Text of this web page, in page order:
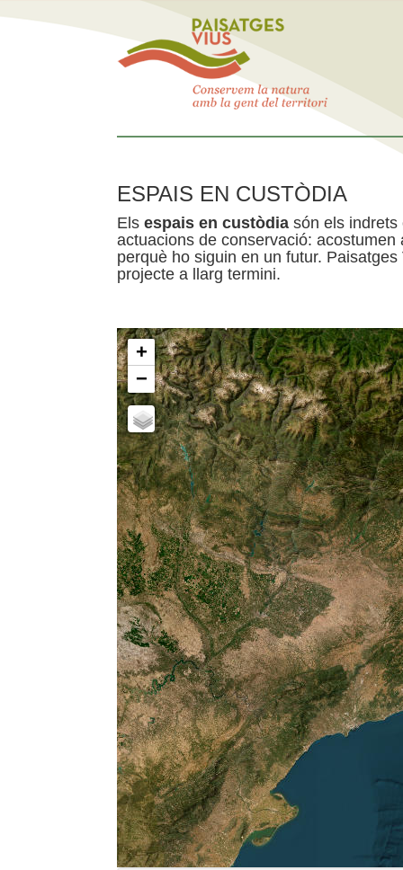
ESPAIS EN CUSTÒDIA
Els espais en custòdia són els indrets
actuacions de conservació:
perquè ho siguin en un futur.
projecte a llarg termini.
+
−